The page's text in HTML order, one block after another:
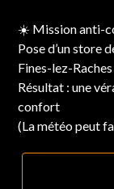
☀️ Mission anti-
Pose d’un store
Fines-lez-Raches
Résultat : une
confort
(La météo peut